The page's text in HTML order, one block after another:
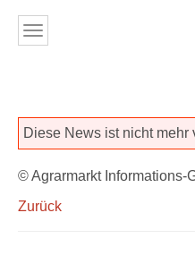
Diese News ist nicht mehr
© Agrarmarkt Informations-
Zurück